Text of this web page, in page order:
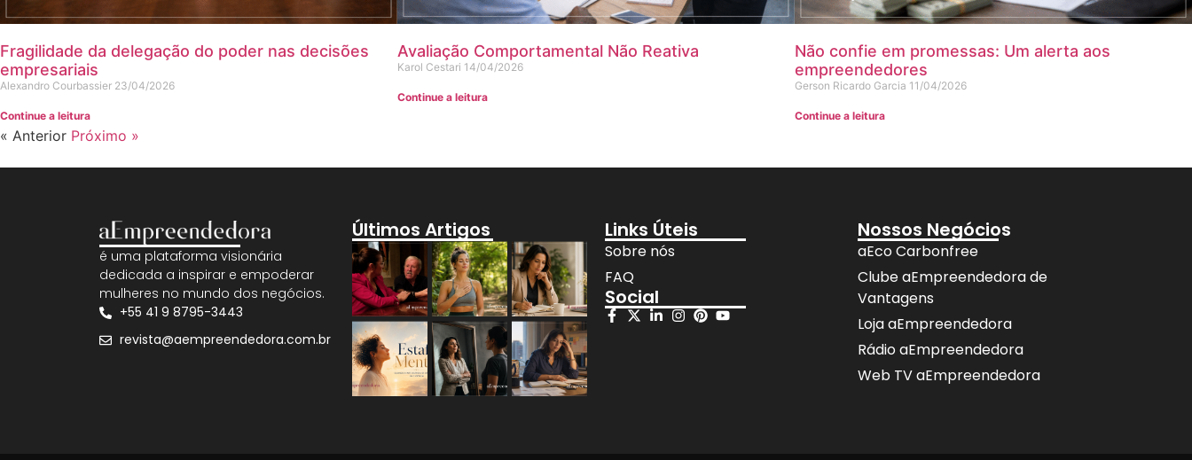
Fragilidade da delegação do poder nas decisões
empresariais
Alexandro Courbassier 23/04/2026
Continue a leitura
Avaliação Comportamental Não Reativa
Karol Cestari 14/04/2026
Continue a leitura
Não confie em promessas: Um alerta aos
empreendedores
Gerson Ricardo Garcia 11/04/2026
Continue a leitura
« Anterior Próximo »
é uma plataforma visionária
dedicada a inspirar e empoderar
mulheres no mundo dos negócios.
+55 41 9 8795-3443
revista@aempreendedora.com.br
Últimos Artigos Links Úteis
Sobre nós
FAQ
Social
Nossos Negócios
aEco Carbonfree
Clube aEmpreendedora de
Vantagens
Loja aEmpreendedora
Rádio aEmpreendedora
Web TV aEmpreendedora